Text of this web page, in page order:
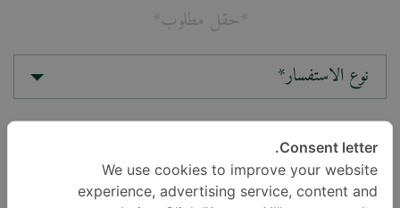
*حقل مطلوب*
نوع الاستفسار*
الموقع*
Consent letter.
We use cookies to improve your website
experience, advertising service, content and